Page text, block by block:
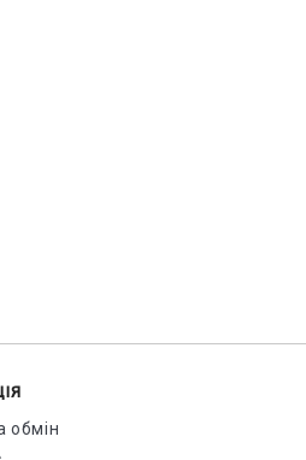
обмін